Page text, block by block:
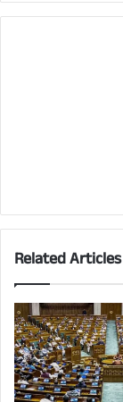
Related Articles